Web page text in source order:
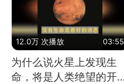
12.0万 次播放 03:55
为什么说火星上发现生
命，将是人类绝望的开